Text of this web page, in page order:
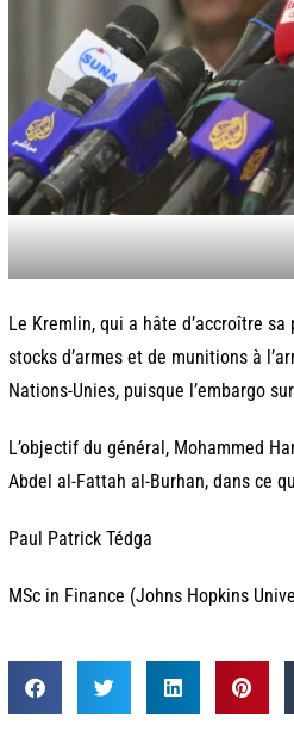
Le Kremlin, qui a hâte d’accroître
stocks d’armes et de munitions à
Nations-Unies, puisque l’embargo
L’objectif du général, Mohammed
Abdel al-Fattah al-Burhan, dans ce
Paul Patrick Tédga
MSc in Finance (Johns Hopkins